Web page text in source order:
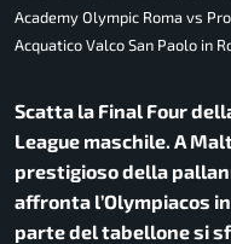
Academy Olympic Roma vs
Acquatico Valco San Paolo in
Scatta la Final Four
League maschile. A
prestigioso della
affronta l’Olympiacos
parte del tabellone si